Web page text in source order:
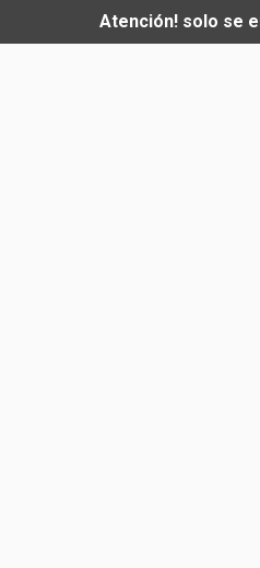
Atención! solo se